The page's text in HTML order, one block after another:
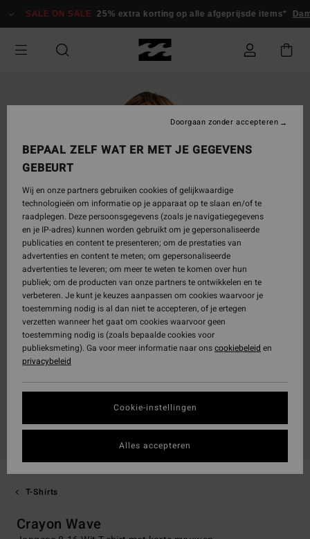
naar
SALE ON SALE 25% extra korting op alle afgeprijsde items*
T-Shirts
Crayon Wave
BEPAAL ZELF WAT ER MET JE GEGEVENS
GEBEURT
Wij en onze partners gebruiken cookies of gelijkwaardige
technologieën om informatie op je apparaat op te slaan en/of te
raadplegen. Deze persoonsgegevens (zoals je navigatiegegevens
en je IP-adres) kunnen worden gebruikt om je gepersonaliseerde
publicaties en content te presenteren; om de prestaties van
advertenties en content te meten; om gepersonaliseerde
advertenties te leveren; om meer te weten te komen over hun
publiek; om de producten van onze partners te ontwikkelen en te
verbeteren. Je kunt je keuzes aanpassen om cookies waarvoor je
toestemming nodig is al dan niet te accepteren, of je ertegen
verzetten wanneer het gaat om cookies waarvoor geen
toestemming nodig is (zoals bepaalde cookies voor
publieksmeting). Ga voor meer informatie naar onscookiebeleid en
privacybeleid
Cookie-instellingen
Doorgaan zonder accepteren
Alles accepteren